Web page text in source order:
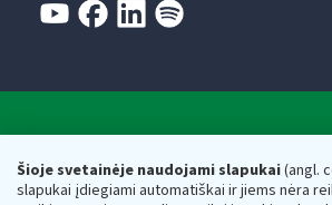
Šioje svetainėje naudojami slapukai(angl.
slapukai įdiegiami automatiškai ir jiems nėra
Respublikos finansų ministerijos